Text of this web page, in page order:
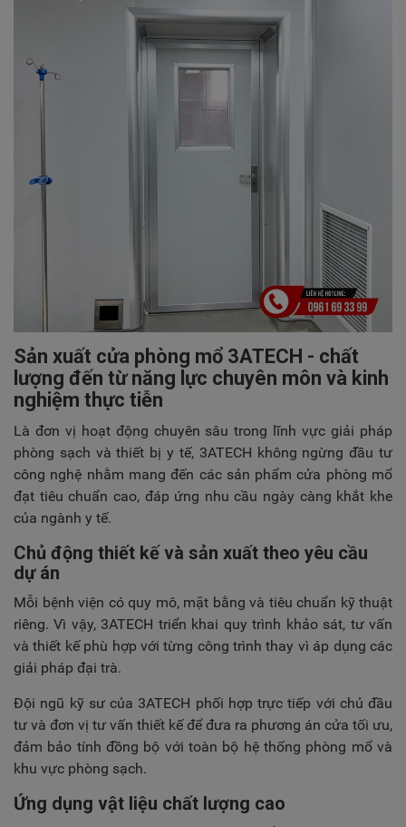
Sản xuất cửa phòng mổ 3ATECH - chất
lượng đến từ năng lực chuyên môn và kinh
nghiệm thực tiễn
Là đơn vị hoạt động chuyên sâu trong lĩnh vực giải pháp
phòng sạch và thiết bị y tế, 3ATECH không ngừng đầu tư
công nghệ nhằm mang đến các sản phẩm cửa phòng mổ
đạt tiêu chuẩn cao, đáp ứng nhu cầu ngày càng khắt khe
của ngành y tế.
Chủ động thiết kế và sản xuất theo yêu cầu
dự án
Mỗi bệnh viện có quy mô, mặt bằng và tiêu chuẩn kỹ thuật
riêng. Vì vậy, 3ATECH triển khai quy trình khảo sát, tư vấn
và thiết kế phù hợp với từng công trình thay vì áp dụng các
giải pháp đại trà.
Đội ngũ kỹ sư của 3ATECH phối hợp trực tiếp với chủ đầu
tư và đơn vị tư vấn thiết kế để đưa ra phương án cửa tối ưu,
đảm bảo tính đồng bộ với toàn bộ hệ thống phòng mổ và
khu vực phòng sạch.
Ứng dụng vật liệu chất lượng cao